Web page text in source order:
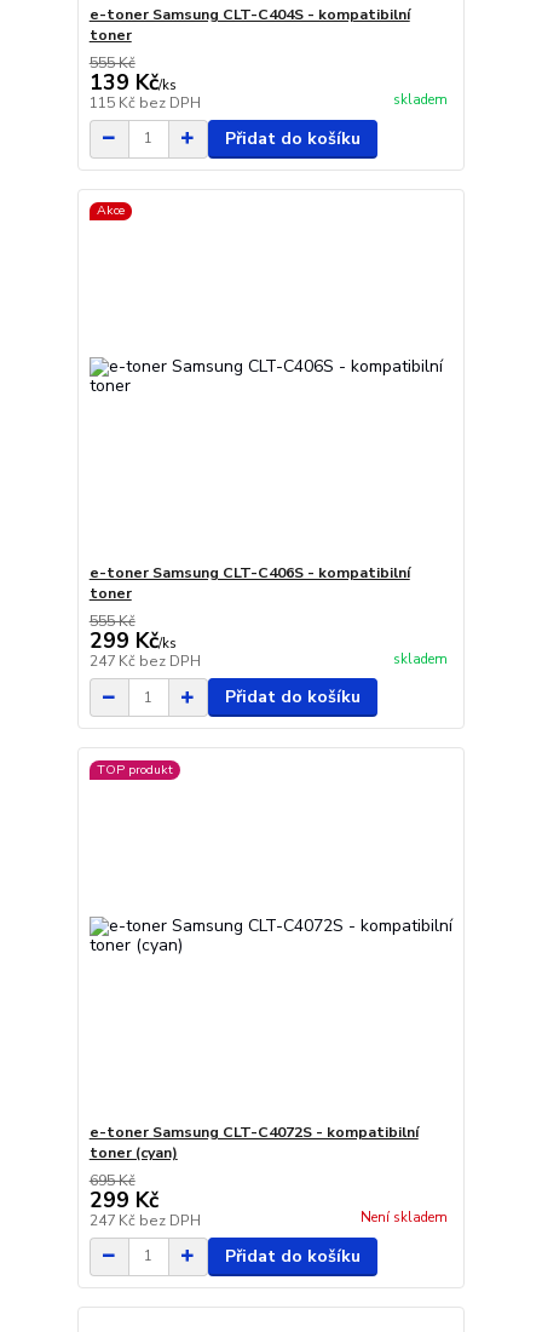
e-toner Samsung CLT-C404S - kompatibilní
toner
555 Kč
139 Kč/ks
115 Kč bez DPH skladem
Přidat do košíku
Akce
e-toner Samsung CLT-C406S - kompatibilní
toner
555 Kč
299 Kč/ks
247 Kč bez DPH skladem
Přidat do košíku
TOP produkt
e-toner Samsung CLT-C4072S - kompatibilní
toner (cyan)
695 Kč
299 Kč
247 Kč bez DPH Není skladem
Přidat do košíku